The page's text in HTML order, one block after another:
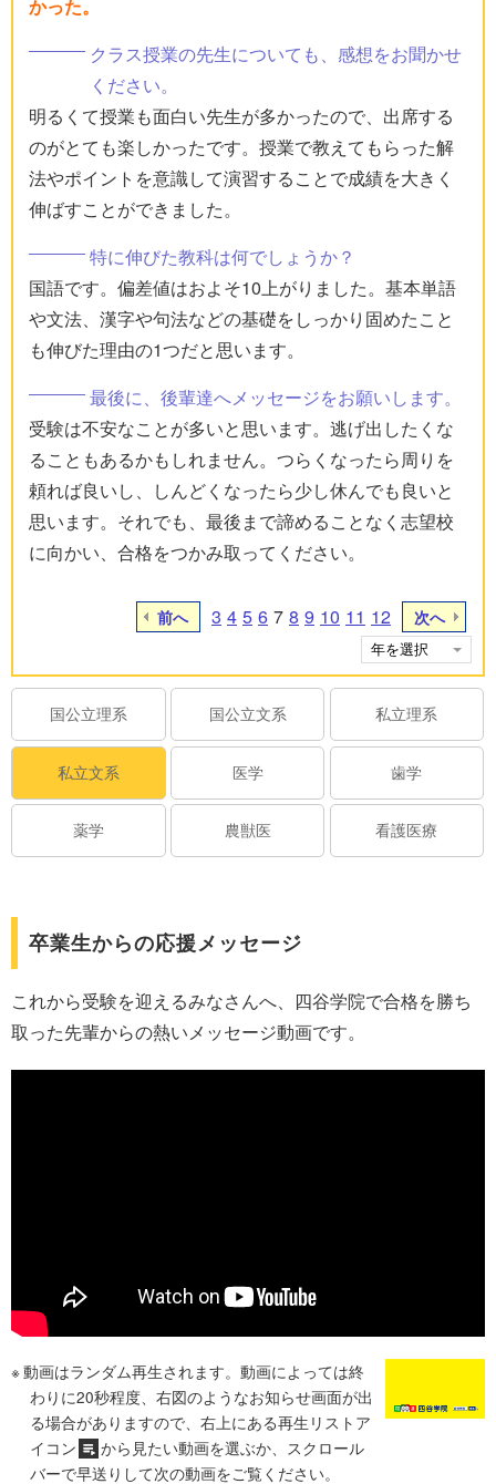
かった。
クラス授業の先生についても、感想をお聞かせ
ください。
明るくて授業も面白い先生が多かったので、出席する
のがとても楽しかったです。授業で教えてもらった解
法やポイントを意識して演習することで成績を大きく
伸ばすことができました。
特に伸びた教科は何でしょうか？
国語です。偏差値はおよそ10上がりました。基本単語
や文法、漢字や句法などの基礎をしっかり固めたこと
も伸びた理由の1つだと思います。
最後に、後輩達へメッセージをお願いします。
受験は不安なことが多いと思います。逃げ出したくな
ることもあるかもしれません。つらくなったら周りを
頼れば良いし、しんどくなったら少し休んでも良いと
思います。それでも、最後まで諦めることなく志望校
に向かい、合格をつかみ取ってください。
前へ 3 4 5 6 7 8 9 10 11 12 次へ
国公立理系 国公立文系 私立理系
私立文系 医学 歯学
薬学 農獣医 看護医療
卒業生からの応援メッセージ
これから受験を迎えるみなさんへ、四谷学院で合格を勝ち
取った先輩からの熱いメッセージ動画です。
動画はランダム再生されます。動画によっては終
わりに20秒程度、右図のようなお知らせ画面が出
る場合がありますので、右上にある再生リストア
イコン
から見たい動画を選ぶか、スクロール
バーで早送りして次の動画をご覧ください。